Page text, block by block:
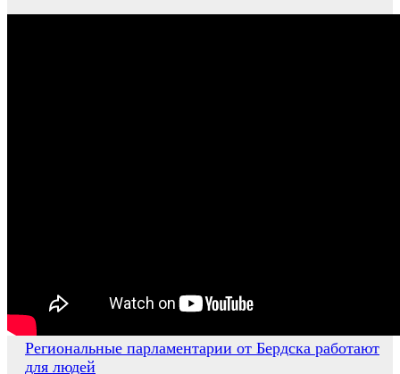
Навигация
Региональные парламентарии от Бердска работают
для людей